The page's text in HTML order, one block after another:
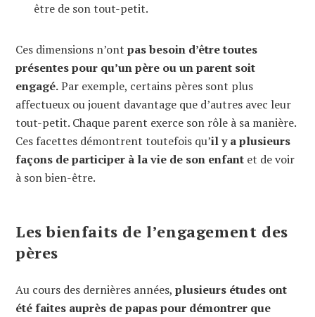
être de son tout-petit.
Ces dimensions n’ont pas besoin d’être toutes
présentes pour qu’un père ou un parent soit
engagé.Par exemple, certains pères sont plus
affectueux ou jouent davantage que d’autres avec leur
tout-petit. Chaque parent exerce son rôle à sa manière.
Ces facettes démontrent toutefois qu’il y a plusieurs
façons de participer à la vie de son enfant et de voir
à son bien-être.
Les bienfaits de l’engagement des
pères
Au cours des dernières années, plusieurs études ont
été faites auprès de papas pour démontrer que